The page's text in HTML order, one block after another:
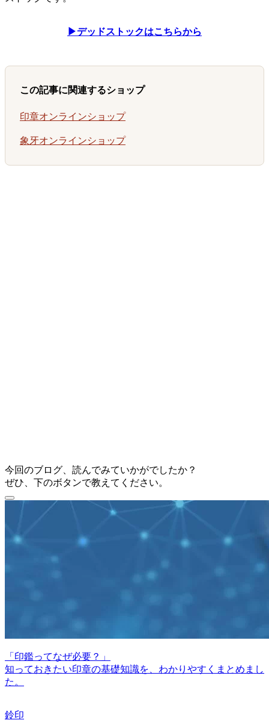
▶デッドストックはこちらから
この記事に関連するショップ
印章オンラインショップ
象牙オンラインショップ
今回のブログ、読んでみていかがでしたか？
ぜひ、下のボタンで教えてください。
「印鑑ってなぜ必要？」
知っておきたい印章の基礎知識を、わかりやすくまとめまし
た。
鈴印